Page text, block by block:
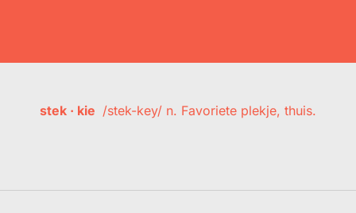
stek · kie /stek-key/ n. Favoriete plekje, thuis.